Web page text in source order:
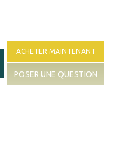
ACHETER MAINTENANT
POSER UNE QUESTION